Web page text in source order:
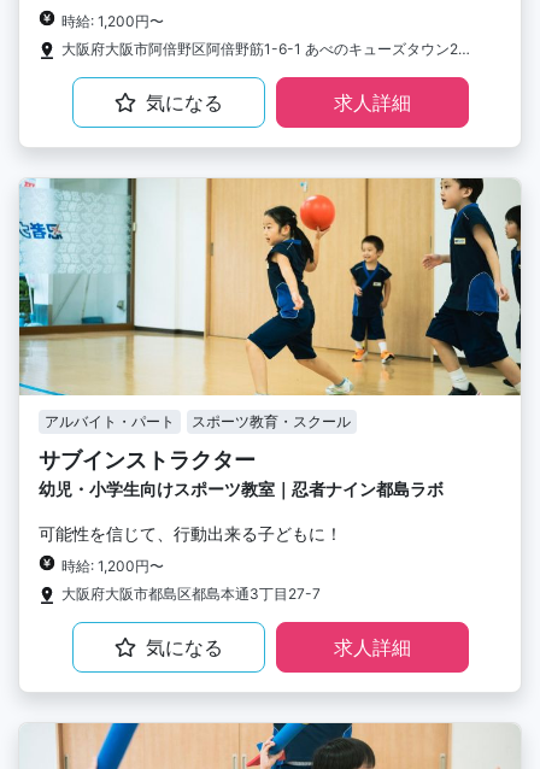
時給: 1,200円〜
大阪府大阪市阿倍野区阿倍野筋1-6-1 あべのキューズタウン2F STUDIO FOREST LIVE
気になる 求人詳細
アルバイト・パート スポーツ教育・スクール
サブインストラクター
幼児・小学生向けスポーツ教室｜忍者ナイン都島ラボ
可能性を信じて、行動出来る子どもに！
時給: 1,200円〜
大阪府大阪市都島区都島本通3丁目27-7
気になる 求人詳細